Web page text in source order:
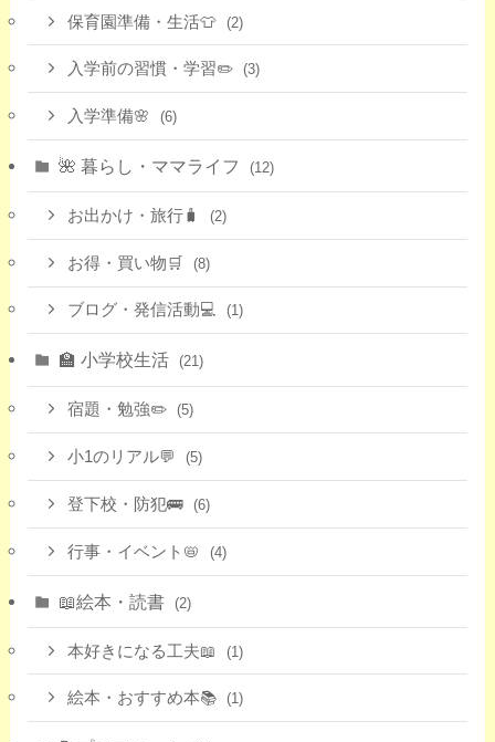
保育園準備・生活👕 (2)
入学前の習慣・学習✏️ (3)
入学準備🌸 (6)
🌺 暮らし・ママライフ (12)
お出かけ・旅行🧳 (2)
お得・買い物🛒 (8)
ブログ・発信活動💻 (1)
🏫 小学校生活 (21)
宿題・勉強✏️ (5)
小1のリアル💬 (5)
登下校・防犯🚌 (6)
行事・イベント📛 (4)
📖絵本・読書 (2)
本好きになる工夫📖 (1)
絵本・おすすめ本📚 (1)